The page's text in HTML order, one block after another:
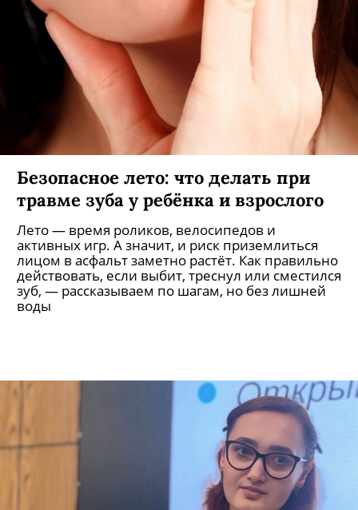
Безопасное лето: что делать при
травме зуба у ребёнка и взрослого
Лето — время роликов, велосипедов и
активных игр. А значит, и риск приземлиться
лицом в асфальт заметно растёт. Как правильно
действовать, если выбит, треснул или сместился
зуб, — рассказываем по шагам, но без лишней
воды